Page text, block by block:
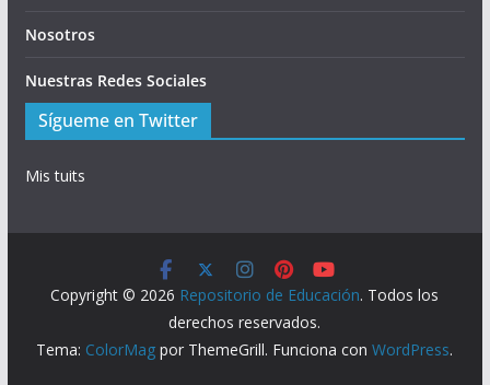
Nosotros
Nuestras Redes Sociales
Sígueme en Twitter
Mis tuits
Copyright © 2026 Repositorio de Educación. Todos los
derechos reservados.
Tema: ColorMag por ThemeGrill. Funciona conWordPress.